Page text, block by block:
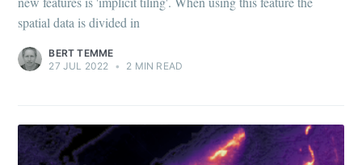
spatial data is divided in
BERT TEMME
27 JUL 2022 • 2 MIN READ